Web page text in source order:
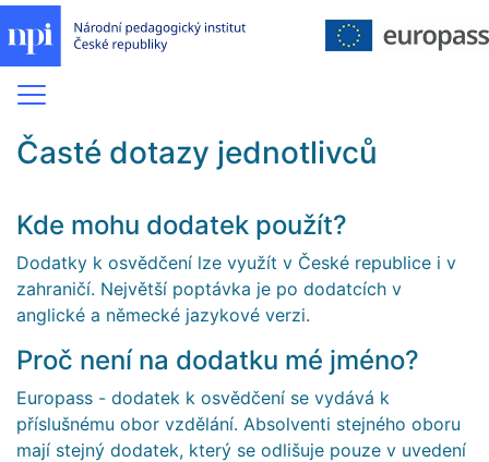
Časté dotazy jednotlivců
Kde mohu dodatek použít?
Dodatky k osvědčení lze využít v České republice i v
zahraničí. Největší poptávka je po dodatcích v
anglické a německé jazykové verzi.
Proč není na dodatku mé jméno?
Europass - dodatek k osvědčení se vydává k
příslušnému obor vzdělání. Absolventi stejného oboru
mají stejný dodatek, který se odlišuje pouze v uvedení